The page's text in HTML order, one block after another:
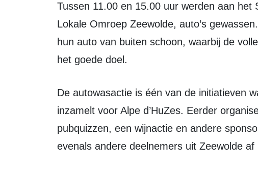
Tussen 11.00 en 15.00 uur werden aan het Schepenveld, bij de studio van
Lokale Omroep Zeewolde, auto’s
hun auto van buiten schoon, waarbij de
het goede doel.
De autowasactie is één van de initiatieven waarmee Team Young en Strong geld
inzamelt voor Alpe d’HuZes. Eerder
pubquizzen, een wijnactie en andere
evenals andere deelnemers uit Zeewolde af